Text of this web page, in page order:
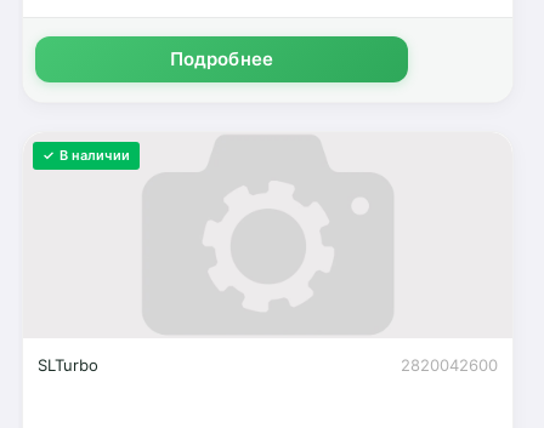
Подробнее
✓ В наличии
2820042600
SLTurbo